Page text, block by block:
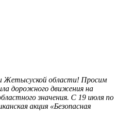
области! Просим
дорожного движения на
значения. С 19 июля по
акция «Безопасная